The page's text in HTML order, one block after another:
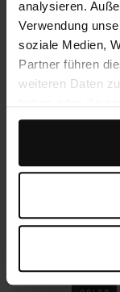
analysieren.
Verwendung
soziale Medien,
Partner führen
weiteren Daten
gesammelt
Darüber hinaus
darüber, wie
verwendet,
Lieferung
Was
Item
1